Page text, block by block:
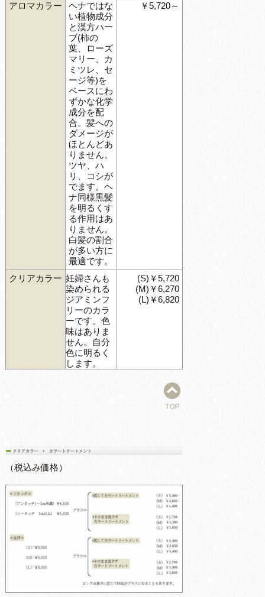
アロマカラー
ヘナではな
い植物成分
と漢方ハー
ブ(柿の
葉、ローズ
マリー、カ
ミツレ、セ
ージ等)を
ベースにわ
ずかな化学
成分を配
合。髪への
ダメージが
ほとんどあ
りません。
ツヤ、ハ
リ、コシが
でます。ヘ
ナ同様黒髪
を明るくす
る作用はあ
りません。
白髪の割合
が多い方に
最適です。
￥5,720～
クリアカラー 妊婦さんも
染められる
ジアミンフ
リーのカラ
ーです。色
味はありま
せん。自分
色に明るく
します。
(S)￥5,720
(M)￥6,270
(L)￥6,820
（税込み価格）